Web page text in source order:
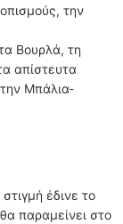
την
Βουρλά, τη
απίστευτα
Μπάλια-
έδινε το
παραμείνει στο